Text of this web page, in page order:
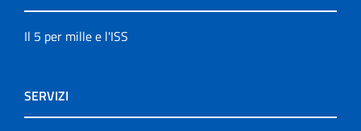
Il 5 per mille e l'ISS
SERVIZI